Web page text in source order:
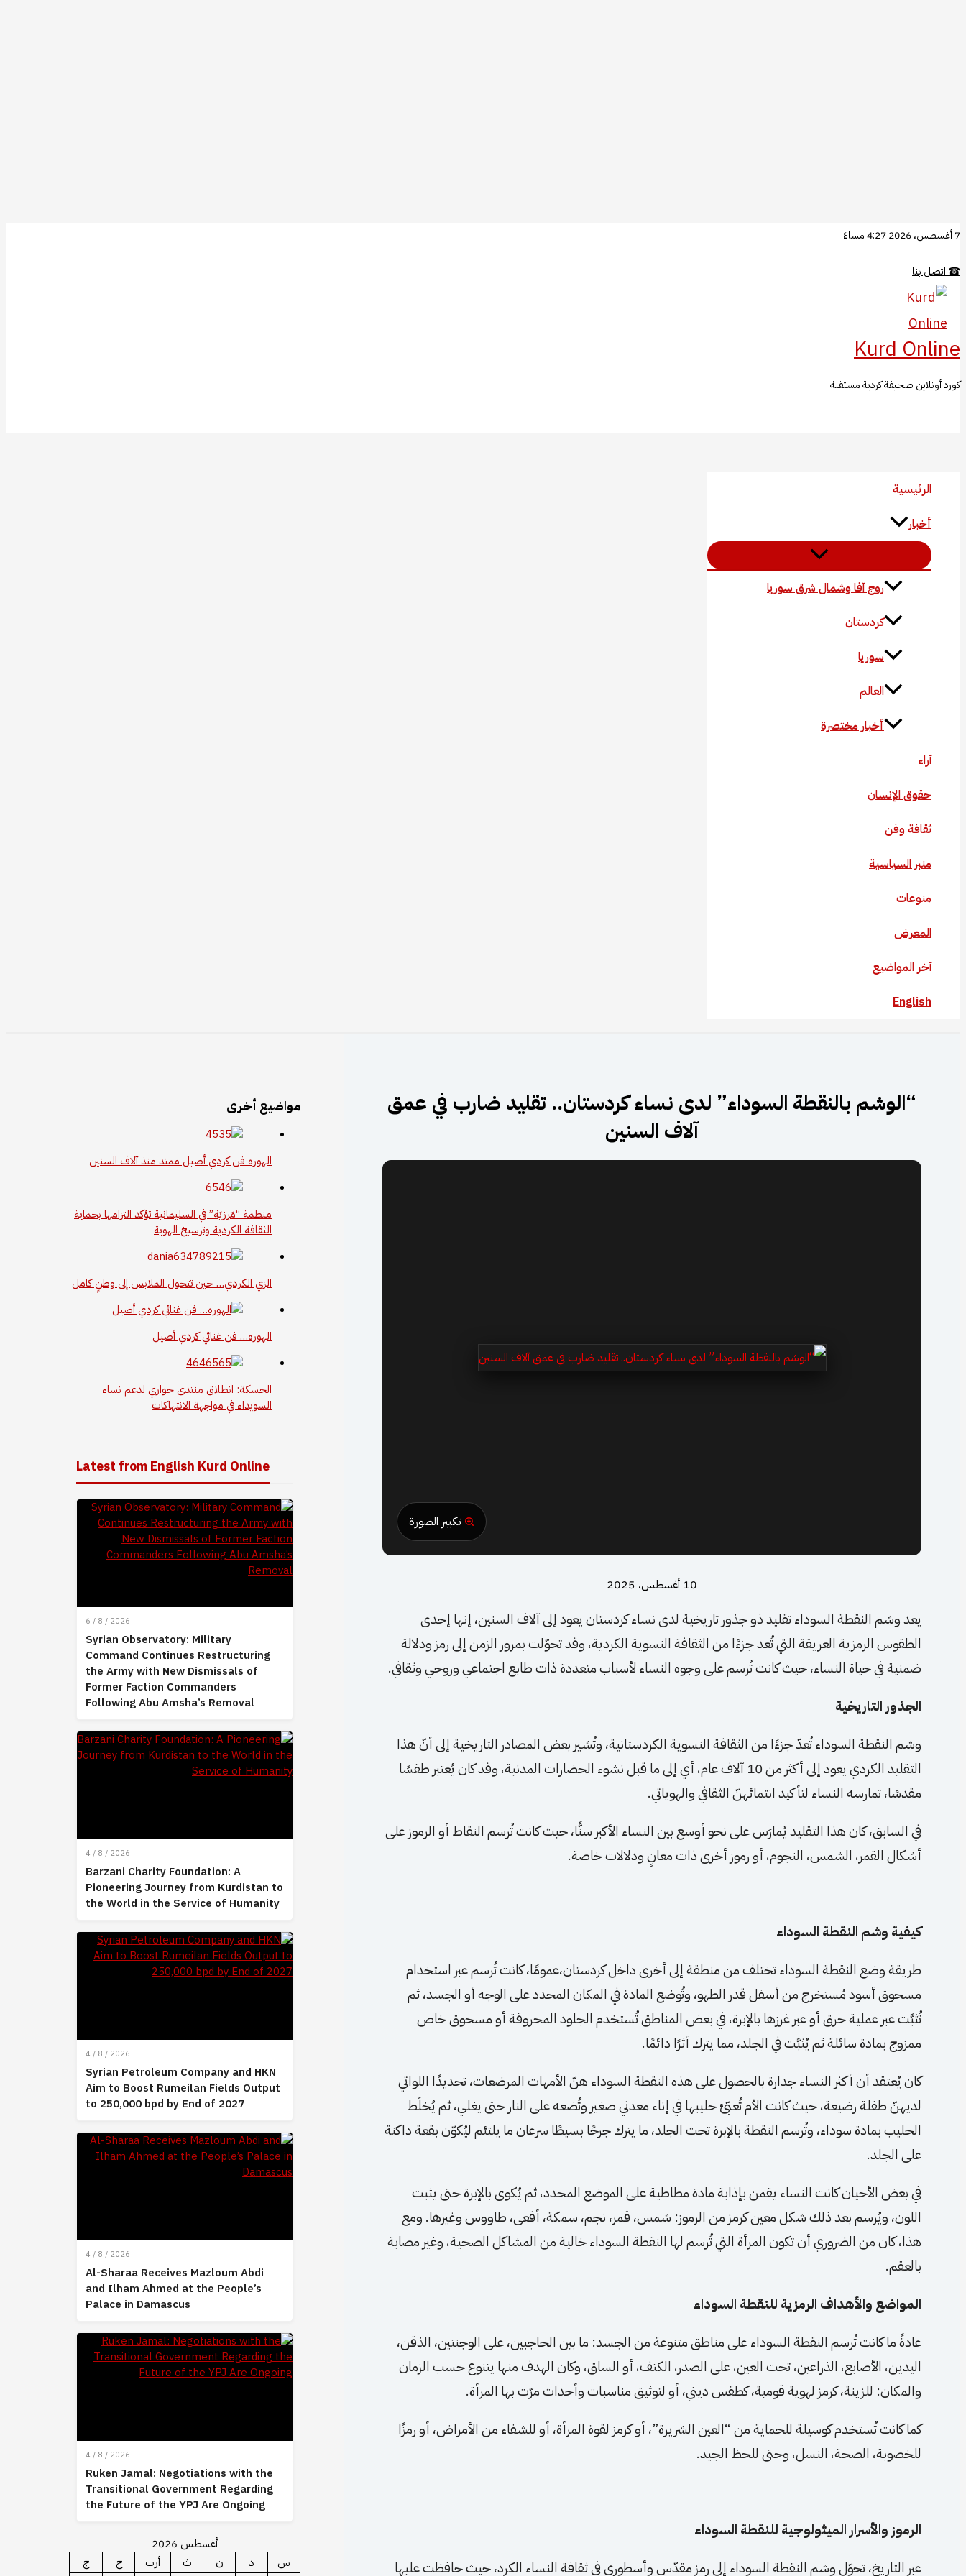
تخطي
المحتوى
7 أغسطس، 2026 4:27 مساءً
☎ اتصل بنا
Kurd Online
كورد أونلاين صحيفة كردية مستقلة
الرئيسية
أخبار
روج آفا وشمال شرق سوريا
كردستان
سوريا
العالم
أخبار مختصرة
آراء
حقوق الإنسان
ثقافة وفن
منبر السياسية
منوعات
المعرض
آخر المواضيع
English
“الوشم بالنقطة السوداء” لدى نساء كردستان.. تقليد ضارب في عمق
آلاف السنين
تكبير الصورة
10 أغسطس، 2025
يعد وشم النقطة السوداء تقليد ذو جذور تاريخية لدى نساء كردستان يعود إلى آلاف السنين، إنها إحدى
الطقوس الرمزية العريقة التي تُعد جزءًا من الثقافة النسوية الكردية، وقد تحوّلت بمرور الزمن إلى رمز ودلالة
ضمنية في حياة النساء، حيث كانت تُرسم على وجوه النساء لأسباب متعددة ذات طابع اجتماعي وروحي وثقافي.
الجذور التاريخية
وشم النقطة السوداء تُعدّ جزءًا من الثقافة النسوية الكردستانية، وتُشير بعض المصادر التاريخية إلى أنّ هذا
التقليد الكردي يعود إلى أكثر من 10 آلاف عام، أي إلى ما قبل نشوء الحضارات المدنية، وقد كان يُعتبر طقسًا
مقدسًا، تمارسه النساء لتأكيد انتمائهنّ الثقافي والهوياتي.
في السابق، كان هذا التقليد يُمارَس على نحو أوسع بين النساء الأكبر سنًّا، حيث كانت تُرسم النقاط أو الرموز على
أشكال القمر، الشمس، النجوم، أو رموز أخرى ذات معانٍ ودلالات خاصة.
كيفية وشم النقطة السوداء
طريقة وضع النقطة السوداء تختلف من منطقة إلى أخرى داخل كردستان،عمومًا، كانت تُرسم عبر استخدام
مسحوق أسود مُستخرج من أسفل قدر الطهو، وتُوضع المادة في المكان المحدد على الوجه أو الجسد، ثم
تُثبَّت عبر عملية حرق أو عبر غرزها بالإبرة، في بعض المناطق تُستخدم الجلود المحروقة أو مسحوق خاص
ممزوج بمادة سائلة ثم يُثبَّت في الجلد، مما يترك أثرًا دائمًا.
كان يُعتقد أن أكثر النساء جدارة بالحصول على هذه النقطة السوداء هنّ الأمهات المرضعات، تحديدًا اللواتي
لديهنّ طفلة رضيعة، حيث كانت الأم تُعبّئ حليبها في إناء معدني صغير وتُضعه على النار حتى يغلي، ثم يُخلَط
الحليب بمادة سوداء، وتُرسم النقطة بالإبرة تحت الجلد، ما يترك جرحًا بسيطًا سرعان ما يلتئم ليُكوّن بقعة داكنة
على الجلد.
في بعض الأحيان كانت النساء يقمن بإذابة مادة مطاطية على الموضع المحدد، ثم يُكوى بالإبرة حتى يثبت
اللون، ويُرسم بعد ذلك شكل معين كرمز من الرموز: شمس، قمر، نجم، سمكة، أفعى، طاووس وغيرها. ومع
هذا، كان من الضروري أن تكون المرأة التي تُرسم لها النقطة السوداء خالية من المشاكل الصحية، وغير مصابة
بالعقم.
المواضع والأهداف الرمزية للنقطة السوداء
عادةً ما كانت تُرسم النقطة السوداء على مناطق متنوعة من الجسد: ما بين الحاجبين، على الوجنتين، الذقن،
اليدين، الأصابع، الذراعين، تحت العين، على الصدر، الكتف، أو الساق، وكان الهدف منها يتنوع حسب الزمان
والمكان: للزينة، كرمز لهوية قومية، كطقس ديني، أو لتوثيق مناسبات وأحداث مرّت بها المرأة.
كما كانت تُستخدم كوسيلة للحماية من “العين الشريرة”، أو كرمز لقوة المرأة، أو للشفاء من الأمراض، أو رمزًا
للخصوبة، الصحة، النسل، وحتى للحظ الجيد.
الرموز والأسرار الميثولوجية للنقطة السوداء
عبر التاريخ، تحوّل وشم النقطة السوداء إلى رمز مقدّس وأسطوري في ثقافة النساء الكرد، حيث حافظت عليها
مواضيع أخرى
الهوره فن كردي أصيل ممتد منذ آلاف السنين
منظمة “مَرزيَة” في السليمانية تؤكد التزامها بحماية
الثقافة الكردية وترسيخ الهوية
الزي الكردي… حين تتحول الملابس إلى وطنٍ كامل
الهوره… فن غنائي كردي أصيل
الحسكة: انطلاق منتدى حواري لدعم نساء
السويداء في مواجهة الانتهاكات
Latest from English Kurd Online
6 / 8 / 2026
Syrian Observatory: Military
Command Continues Restructuring
the Army with New Dismissals of
Former Faction Commanders
Following Abu Amsha’s Removal
4 / 8 / 2026
Barzani Charity Foundation: A
Pioneering Journey from Kurdistan to
the World in the Service of Humanity
4 / 8 / 2026
Syrian Petroleum Company and HKN
Aim to Boost Rumeilan Fields Output
to 250,000 bpd by End of 2027
4 / 8 / 2026
Al-Sharaa Receives Mazloum Abdi
and Ilham Ahmed at the People’s
Palace in Damascus
4 / 8 / 2026
Ruken Jamal: Negotiations with the
Transitional Government Regarding
the Future of the YPJ Are Ongoing
أغسطس 2026
س
د ن ث أرب خ
ج